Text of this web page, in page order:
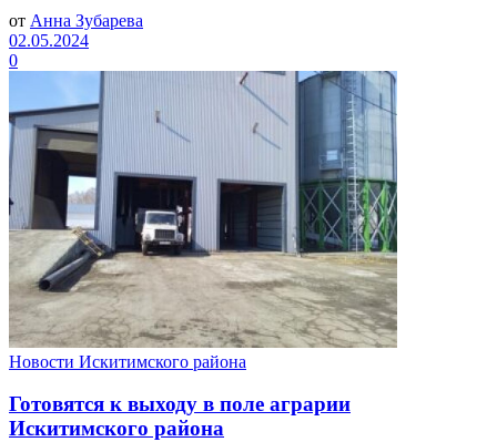
от Анна Зубарева
02.05.2024
0
Новости Искитимского района
Готовятся к выходу в поле аграрии
Искитимского района